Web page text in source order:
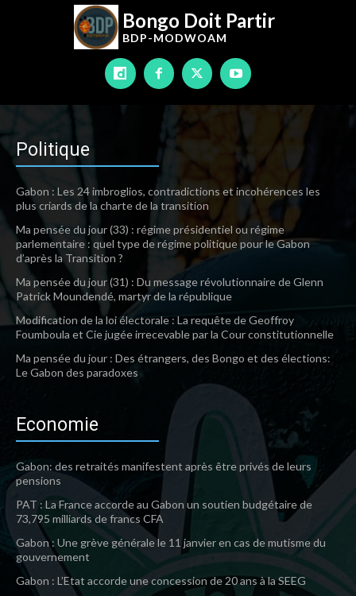
Bongo Doit Partir
BDP-MODWOAM
Politique
Gabon : Les 24 imbroglios, contradictions et incohérences les
plus criards de la charte de la transition
Ma pensée du jour (33) : régime présidentiel ou régime
parlementaire : quel type de régime politique pour le Gabon
d’après la Transition ?
Ma pensée du jour (31) : Du message révolutionnaire de Glenn
Patrick Moundendé, martyr de la république
Modification de la loi électorale : La requête de Geoffroy
Foumboula et Cie jugée irrecevable par la Cour constitutionnelle
Ma pensée du jour : Des étrangers, des Bongo et des élections:
Le Gabon des paradoxes
Economie
Gabon: des retraités manifestent après être privés de leurs
pensions
PAT : La France accorde au Gabon un soutien budgétaire de
73,795 milliards de francs CFA
Gabon : Une grève générale le 11 janvier en cas de mutisme du
gouvernement
Gabon : L’Etat accorde une concession de 20 ans à la SEEG